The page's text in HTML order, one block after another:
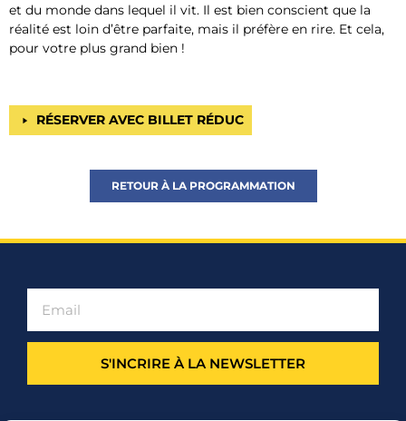
et du monde dans lequel il vit. Il est bien conscient que la
réalité est loin d’être parfaite, mais il préfère en rire. Et cela,
pour votre plus grand bien !
RÉSERVER AVEC BILLET RÉDUC
RETOUR À LA PROGRAMMATION
S'INCRIRE À LA NEWSLETTER